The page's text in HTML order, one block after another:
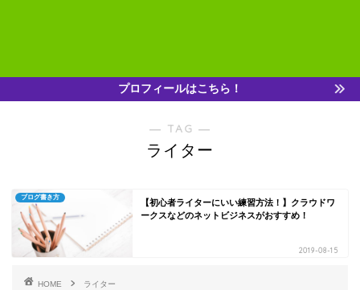
プロフィールはこちら！
― TAG ―
ライター
ブログ書き方
【初心者ライターにいい練習方法！】クラウドワ
ークスなどのネットビジネスがおすすめ！
2019-08-15
HOME ライター